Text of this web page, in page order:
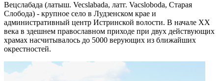
Вецслабада (латыш. Vecslabada, латг. Vacsloboda, Старая
Слобода) - крупное село в Лудзенском крае и
административный центр Истринской волости. В начале XX
века в здешнем православном приходе при двух действующих
храмах насчитывалось до 5000 верующих из ближайших
окрестностей.